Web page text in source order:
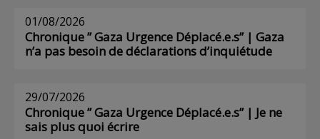
01/08/2026
Chronique ” Gaza Urgence Déplacé.e.s” | Gaza
n’a pas besoin de déclarations d’inquiétude
29/07/2026
Chronique ” Gaza Urgence Déplacé.e.s” | Je ne
sais plus quoi écrire